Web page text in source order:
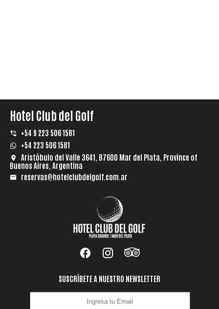
Hotel Club del Golf
+54 9 223 506 1581
+54 223 506 1581
Aristóbulo del Valle 3641, B7600 Mar del Plata, Province of
Buenos Aires, Argentina
reservas@hotelclubdelgolf.com.ar
SUSCRÍBETE A NUESTRO NEWSLETTER